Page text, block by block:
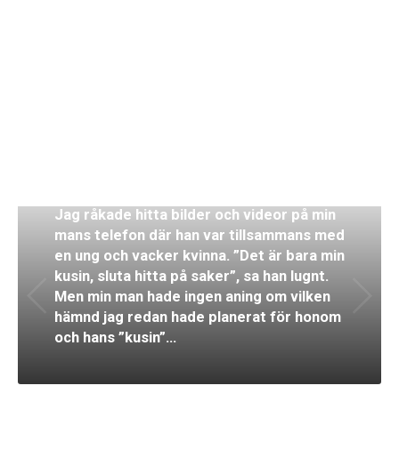
Jag råkade hitta bilder och videor på min
mans telefon där han var tillsammans med
en ung och vacker kvinna. ”Det är bara min
kusin, sluta hitta på saker”, sa han lugnt.
Men min man hade ingen aning om vilken
hämnd jag redan hade planerat för honom
och hans ”kusin”…